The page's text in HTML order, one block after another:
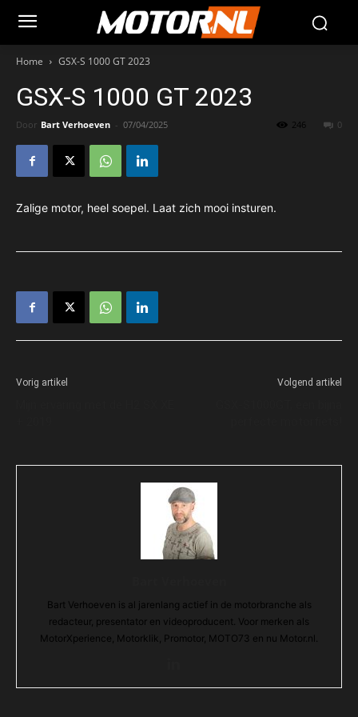
Home GSX-S 1000 GT 2023
GSX-S 1000 GT 2023
Door Bart Verhoeven - 07/04/2025 0
246
Zalige motor, heel soepel. Laat zich mooi insturen.
Vorig artikel Volgend artikel
Bart Verhoeven is al jarenlang actief in de motorbranche als
redacteur, presentator en videoproducent. Voor merken als
MotorXperience, Motorklik, Promotor, MOTO73 en nu Motor.nl.